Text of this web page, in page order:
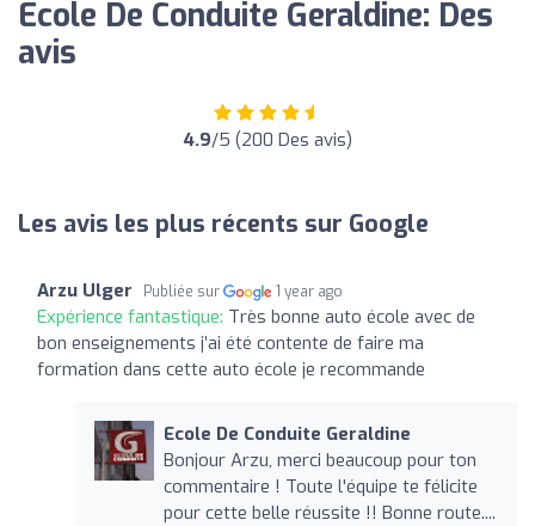
Ecole De Conduite Geraldine: Des
avis
4.9/5 (200 Des avis)
Les avis les plus récents sur Google
Arzu Ulger Publiée sur 1 year ago
Expérience fantastique: Très bonne auto école avec de
bon enseignements j’ai été contente de faire ma
formation dans cette auto école je recommande
Ecole De Conduite Geraldine
Bonjour Arzu, merci beaucoup pour ton
commentaire ! Toute l'équipe te félicite
pour cette belle réussite !! Bonne route....